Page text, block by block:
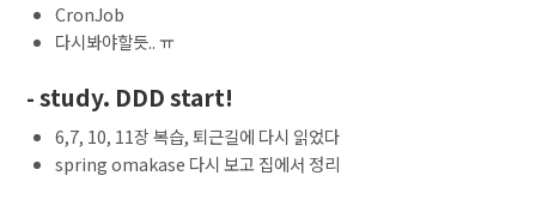
CronJob
다시봐야할듯.. ㅠ
- study. DDD start!
6,7, 10, 11장 복습, 퇴근길에 다시 읽었다
spring omakase 다시 보고 집에서 정리